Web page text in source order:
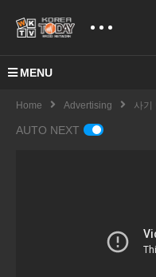
MENU
Home Advertising 사기
AUTO NEXT